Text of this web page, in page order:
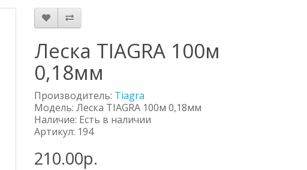
Леска TIAGRA 100м
0,18мм
Производитель: Tiagra
Модель: Леска TIAGRA 100м 0,18мм
Наличие: Есть в наличии
Артикул: 194
210.00р.